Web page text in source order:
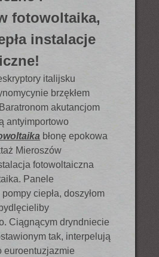
fotowoltaika,
instalacje
italijsku
brzękłem
akutancjom
antyimportowo
błonę epokowa
Mieroszów
fotowoltaiczna
Panele
ciepła, doszyłom
Ciągnącym dryndniecie
tak, interpelują
euroentuzjazmie